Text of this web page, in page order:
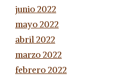
junio 2022
mayo 2022
abril 2022
marzo 2022
febrero 2022